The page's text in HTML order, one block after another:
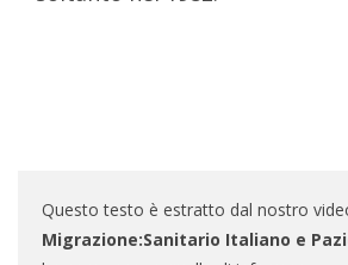
Questo testo è estratto dal nostro
Migrazione:Sanitario Italiano e